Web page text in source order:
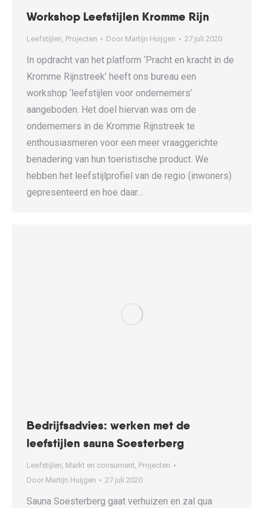
Workshop Leefstijlen Kromme Rijn
Leefstijlen, Projecten Door Martijn Huijgen 27 juli 2020
In opdracht van het platform ‘Pracht en kracht in de
Kromme Rijnstreek’ heeft ons bureau een
workshop ‘leefstijlen voor ondernemers’
aangeboden. Het doel hiervan was om de
ondernemers in de Kromme Rijnstreek te
enthousiasmeren voor een meer vraaggerichte
benadering van hun toeristische product. We
hebben het leefstijlprofiel van de regio (inwoners)
gepresenteerd en hoe daar…
Bedrijfsadvies: werken met de
leefstijlen sauna Soesterberg
Leefstijlen, Markt en consument, Projecten
Door Martijn Huijgen 27 juli 2020
Sauna Soesterberg gaat verhuizen en zal qua